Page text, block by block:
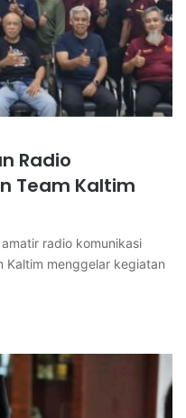
Radio
Team Kaltim
radio komunikasi
Kaltim menggelar kegiatan